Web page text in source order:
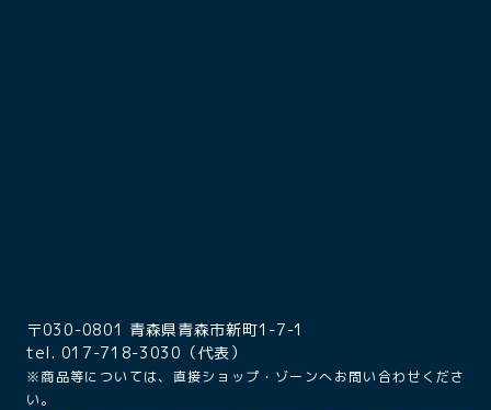
〒030-0801 青森県青森市新町1-7-1
tel. 017-718-3030（代表）
※商品等については、直接ショップ・ゾーンへお問い合わせくださ
い。